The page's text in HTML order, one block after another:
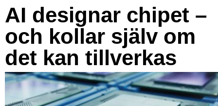
AI designar chipet –
och kollar själv om
det kan tillverkas